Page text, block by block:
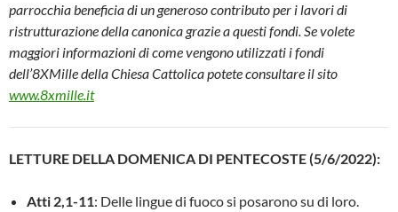
parrocchia beneficia di un generoso contributo per i lavori di
ristrutturazione della canonica grazie a questi fondi. Se volete
maggiori informazioni di come vengono utilizzati i fondi
dell’8XMille della Chiesa Cattolica potete consultare il sito
www.8xmille.it
LETTURE DELLA DOMENICA DI PENTECOSTE (5/6/2022):
Atti 2,1-11: Delle lingue di fuoco si posarono su di loro.